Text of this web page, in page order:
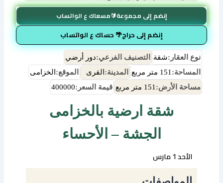
إنضم إلى مجموعة🔰مسعاك ع الواتساب
إنضم إلى حراج🌴 حساك ع الواتساب
نوع العقار:شقة التصنيف الفرعي:دور أرضي
المساحة: 151 متر مربع المدينة: القرى الموقع: الخزامى
مساحة الأرض: 151 متر مربع قيمة السعر:400000
شقة ارضية بالخزامى
الجشة – الأحساء
الأحد 1 مارس